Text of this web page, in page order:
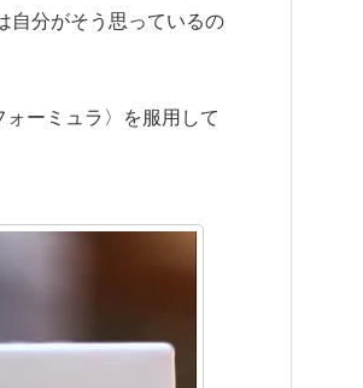
自分がそう思っているの
ーミュラ〉を服用して